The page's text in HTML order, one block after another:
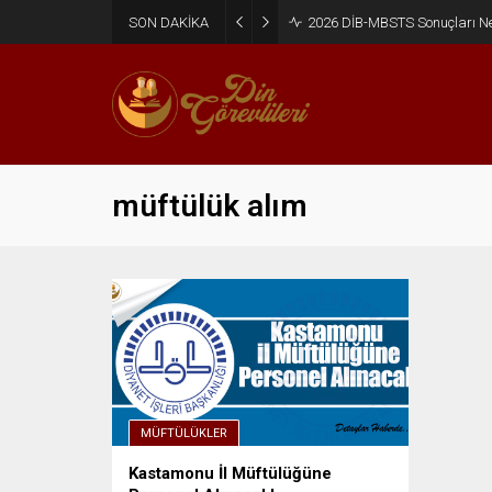
SON DAKİKA 2026 DİB-MBSTS Sonuçları
müftülük alım
MÜFTÜLÜKLER
Kastamonu İl Müftülüğüne